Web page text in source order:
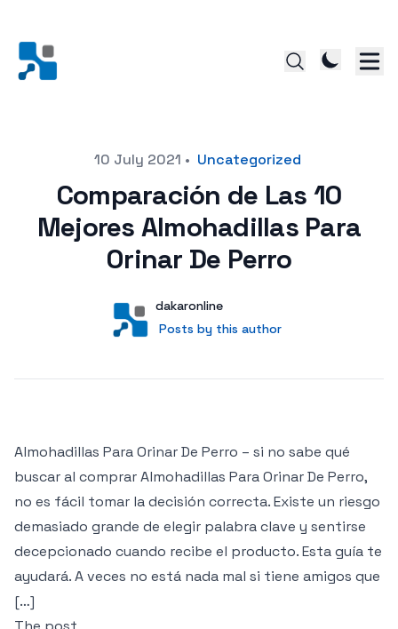
10 July 2021 • Uncategorized
Comparación de Las 10
Mejores Almohadillas Para
Orinar De Perro
User
dakaronline
Posts by this author
Posts by this author
Almohadillas Para Orinar De Perro – si no sabe qué
buscar al comprar Almohadillas Para Orinar De Perro,
no es fácil tomar la decisión correcta. Existe un riesgo
demasiado grande de elegir palabra clave y sentirse
decepcionado cuando recibe el producto. Esta guía te
ayudará. A veces no está nada mal si tiene amigos que
[…]